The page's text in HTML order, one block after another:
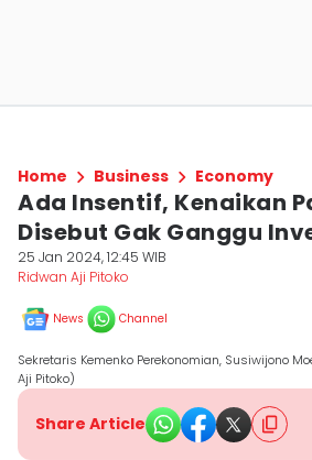
Home Business Economy
Ada Insentif, Kenaikan
Disebut Gak Ganggu
25 Jan 2024, 12:45 WIB
Ridwan Aji Pitoko
News Channel
Sekretaris Kemenko Perekonomian, Susiwijono
Aji Pitoko)
Share Article